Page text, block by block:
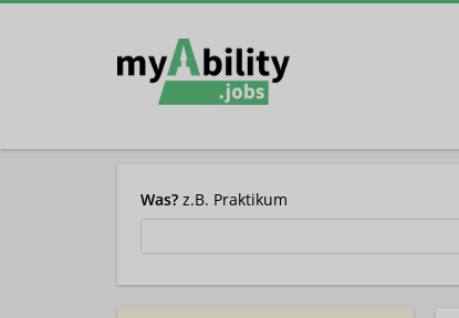
Was? z.B. Praktikum